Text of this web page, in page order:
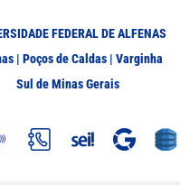
FEDERAL DE ALFENAS
| Poços de Caldas | Varginha
Sul de Minas Gerais